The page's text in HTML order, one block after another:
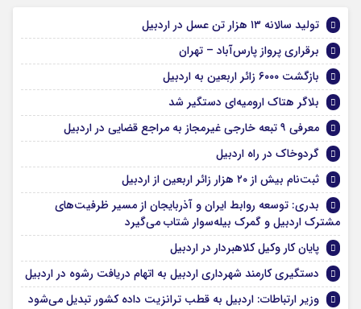
تولید سالانه ۱۳ هزار تن عسل در اردبیل
برقراری پرواز پارس‌آباد – تهران
بازگشت ۶۰۰۰ زائر اربعین به اردبیل
بلاگر هتاک ارومیه‌ای دستگیر شد
معرفی ۹ تبعه خارجی غیرمجاز به مراجع قضایی در اردبیل
گردوخاک در راه اردبیل
ثبت‌نام بیش از ۲۰ هزار زائر اربعین از اردبیل
بدری: توسعه روابط ایران و آذربایجان از مسیر ظرفیت‌های
مشترک اردبیل و گمرک بیله‌سوار شتاب می‌گیرد
پایان کار وکیل کلاهبردار در اردبیل
دستگیری کارمند شهرداری اردبیل به اتهام دریافت رشوه در اردبیل
وزیر ارتباطات: اردبیل به قطب ترانزیت داده کشور تبدیل می‌شود